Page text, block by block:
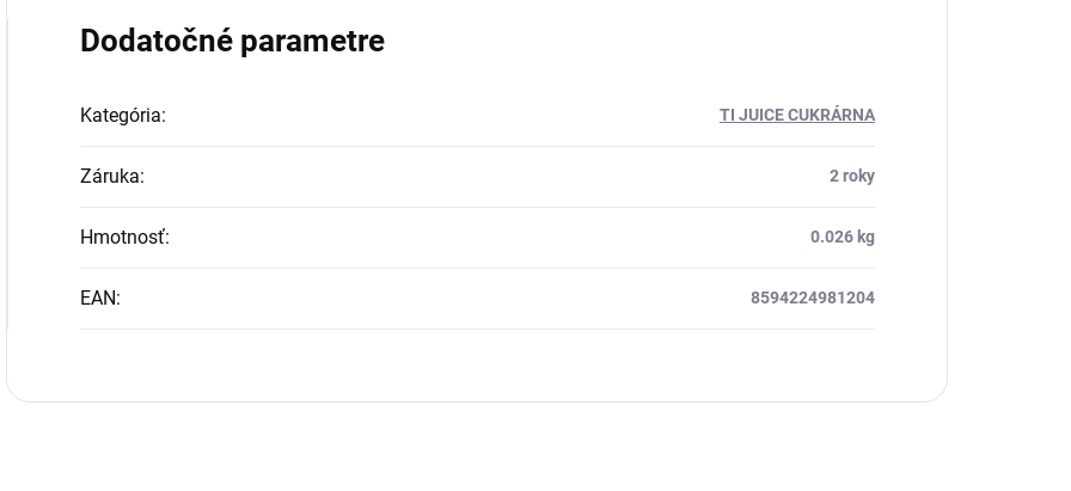
Dodatočné parametre
Kategória: TI JUICE CUKRÁRNA
Záruka: 2 roky
Hmotnosť: 0.026 kg
EAN: 8594224981204